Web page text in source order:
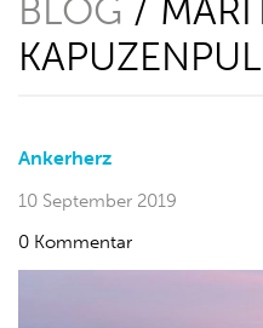
BLOG /
Ankerherz
10 September 2019
0 Kommentar